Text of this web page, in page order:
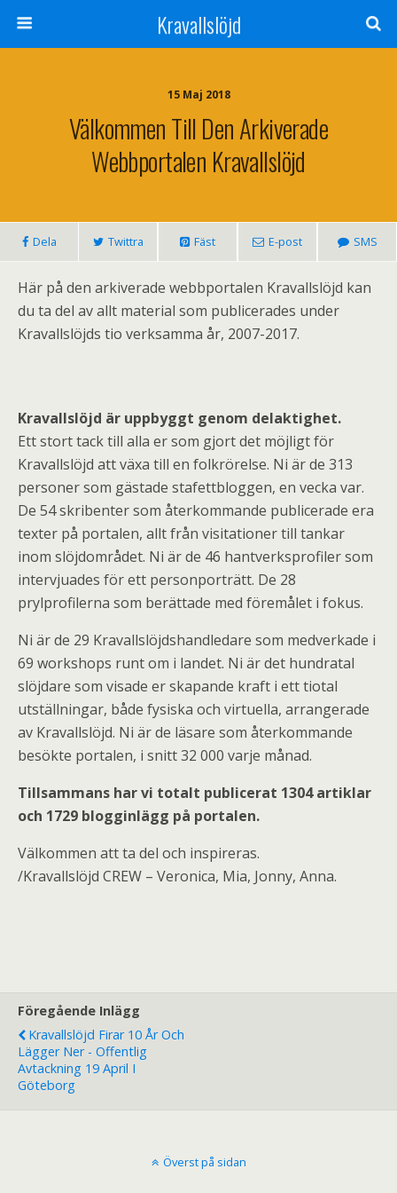
Kravallslöjd
15 Maj 2018
Välkommen Till Den Arkiverade
Webbportalen Kravallslöjd
Dela Twittra Fäst E-post SMS
Här på den arkiverade webbportalen Kravallslöjd kan
du ta del av allt material som publicerades under
Kravallslöjds tio verksamma år, 2007-2017.
Kravallslöjd är uppbyggt genom delaktighet.
Ett stort tack till alla er som gjort det möjligt för
Kravallslöjd att växa till en folkrörelse. Ni är de 313
personer som gästade stafettbloggen, en vecka var.
De 54 skribenter som återkommande publicerade era
texter på portalen, allt från visitationer till tankar
inom slöjdområdet. Ni är de 46 hantverksprofiler som
intervjuades för ett personporträtt. De 28
prylprofilerna som berättade med föremålet i fokus.
Ni är de 29 Kravallslöjdshandledare som medverkade i
69 workshops runt om i landet. Ni är det hundratal
slöjdare som visade er skapande kraft i ett tiotal
utställningar, både fysiska och virtuella, arrangerade
av Kravallslöjd. Ni är de läsare som återkommande
besökte portalen, i snitt 32 000 varje månad.
Tillsammans har vi totalt publicerat 1304 artiklar
och 1729 blogginlägg på portalen.
Välkommen att ta del och inspireras.
/Kravallslöjd CREW – Veronica, Mia, Jonny, Anna.
Föregående Inlägg
Kravallslöjd Firar 10 År Och
Lägger Ner - Offentlig
Avtackning 19 April I
Göteborg
Överst på sidan